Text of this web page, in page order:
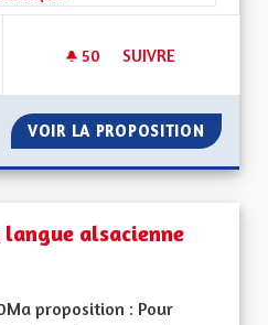
50 50 ABONNÉS
SUIVRE
VOIR LA PROPOSITION FAIRE
langue alsacienne
proposition : Pour